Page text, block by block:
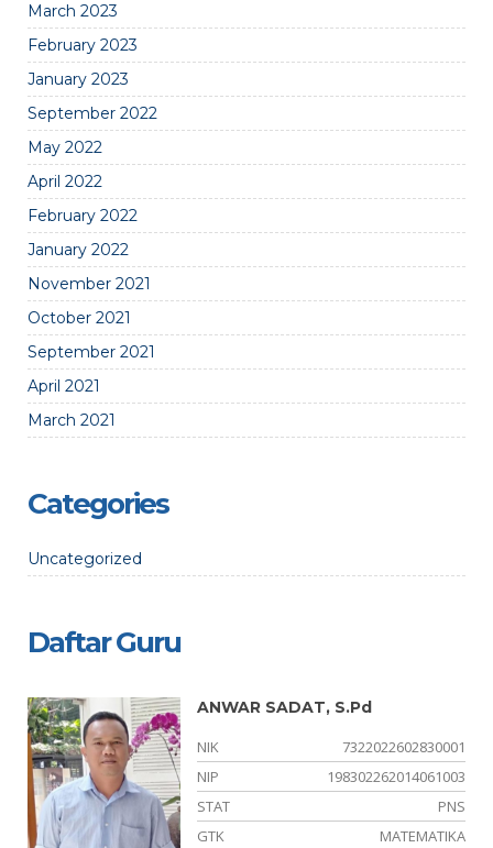
March 2023
February 2023
January 2023
September 2022
May 2022
April 2022
February 2022
January 2022
November 2021
October 2021
September 2021
April 2021
March 2021
Categories
Uncategorized
Daftar Guru
ANWAR SADAT, S.Pd
NIK
7322022602830001
NIP
198302262014061003
STAT
PNS
GTK
MATEMATIKA